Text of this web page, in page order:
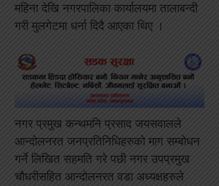
महिना देखि नगरपालिका कार्यालयमा तालाबन्दी
गरी मुलगेटमा धर्ना दिदै आएका थिए ।
नगर प्रमुख कन्थमनि प्रसाद जयसवालले
आन्दोलनरत जनप्रतिनिधिहरुको माग सम्बोधन
गर्ने लिखित सहमति गरे पछी नगर उपप्रमुख
चौधरीसहित आन्दोलनरत वडा अध्यक्षहरुले